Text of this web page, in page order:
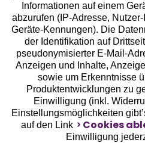
Geprüfte Sicherheit
Unsere Apps
Informationen auf einem
abzurufen (IP-Adresse,
Geräte-Kennungen). Die
der Identifikation auf
pseudonymisierter E-Mail-
Anzeigen und Inhalte,
sowie um Erkenntnisse
Produktentwicklungen zu
Einwilligung (inkl.
Einstellungsmöglichkeiten
auf den Link
Cookies
Einwilligung